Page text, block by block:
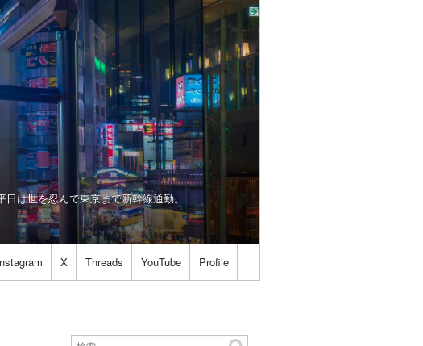
は世を忍んで東京まで新幹線通勤。
X Threads YouTube Profile